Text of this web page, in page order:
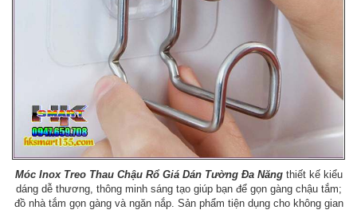
Móc Inox Treo Thau Chậu Rổ Giá Dán Tường Đa Năng thiết kế kiểu
dáng dễ thương, thông minh sáng tạo giúp bạn để gọn gàng chậu tắm;
đồ nhà tắm gọn gàng và ngăn nắp. Sản phẩm tiện dụng cho không gian